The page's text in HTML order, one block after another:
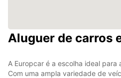
Aluguer de carros
A Europcar é a escolha ideal para
Com uma ampla variedade de